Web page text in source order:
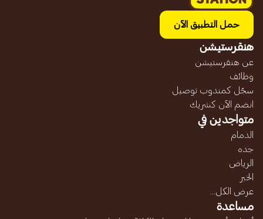
حمل التطبيق الآن
هنقرستيشن
عن هنقرستيشن
وظائف
سجّل كمندوب توصيل
انضم الآن كشريك
متواجدين في
الدمام
جده
الرياض
الخبر
عرض الكل...
مساعدة